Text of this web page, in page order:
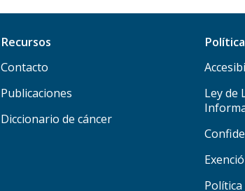
Recursos
Contacto
Publicaciones
Diccionario de cáncer
Ley de